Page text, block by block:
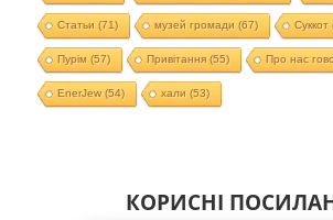
Статьи (71) музей громади (67) Суккот
Пурім (57) Привітання(55) Про нас
EnerJew(54) хали (53)
КОРИСНІ